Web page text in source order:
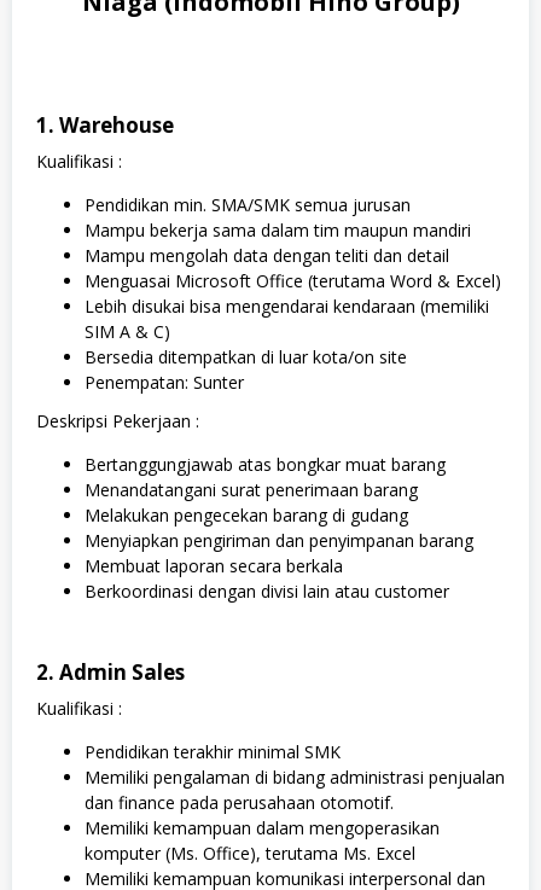
1. Warehouse
Kualifikasi :
Pendidikan min. SMA/SMK semua jurusan
Mampu bekerja sama dalam tim maupun mandiri
Mampu mengolah data dengan teliti dan detail
Menguasai Microsoft Office (terutama Word & Excel)
Lebih disukai bisa mengendarai kendaraan (memiliki
SIM A & C)
Bersedia ditempatkan di luar kota/on site
Penempatan: Sunter
Deskripsi Pekerjaan :
Bertanggungjawab atas bongkar muat barang
Menandatangani surat penerimaan barang
Melakukan pengecekan barang di gudang
Menyiapkan pengiriman dan penyimpanan barang
Membuat laporan secara berkala
Berkoordinasi dengan divisi lain atau customer
2. Admin Sales
Kualifikasi :
Pendidikan terakhir minimal SMK
Memiliki pengalaman di bidang administrasi penjualan
dan finance pada perusahaan otomotif.
Memiliki kemampuan dalam mengoperasikan
komputer (Ms. Office), terutama Ms. Excel
Memiliki kemampuan komunikasi interpersonal dan